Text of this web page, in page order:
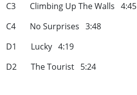
C3 Climbing Up The Walls 4:45
C4 No Surprises 3:48
D1 Lucky 4:19
D2 The Tourist 5:24